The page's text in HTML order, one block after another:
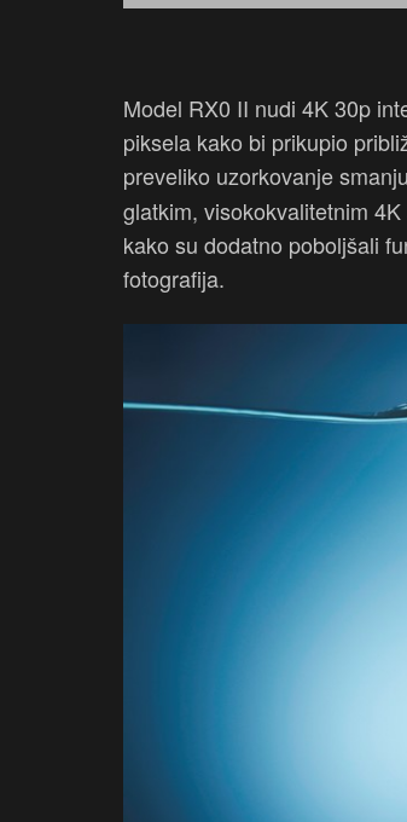
Model RX0 II nudi 4K 30p
piksela kako bi prikupio
preveliko uzorkovanje
glatkim, visokokvalitetnim
kako su dodatno poboljšali
fotografija.